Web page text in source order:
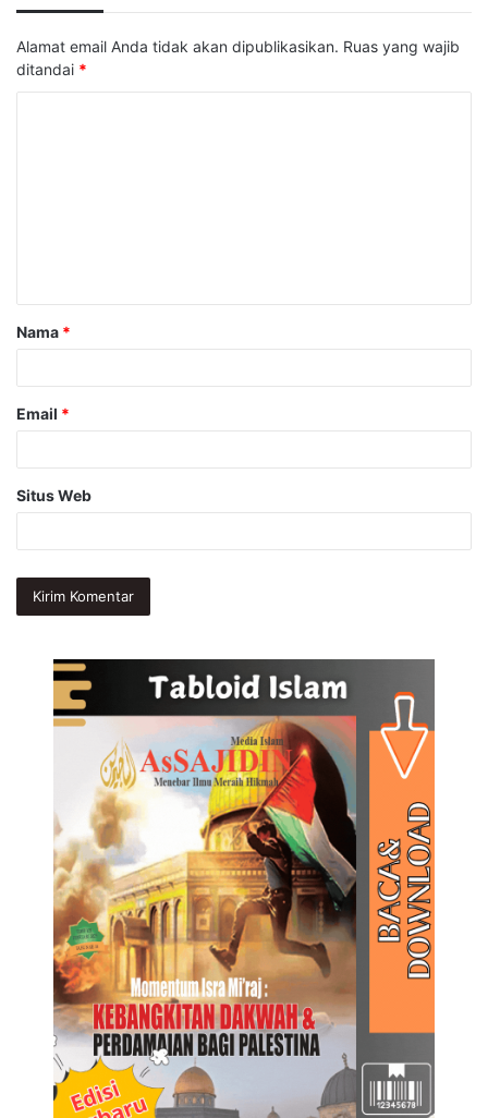
Alamat email Anda tidak akan dipublikasikan. Ruas yang wajib
ditandai *
a
r
Nama *
Email *
Situs Web